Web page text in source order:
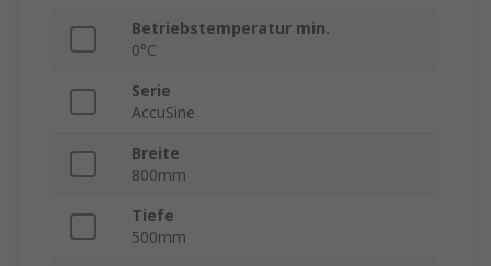
Betriebstemperatur min.
0°C
Serie
AccuSine
Breite
800mm
Tiefe
500mm